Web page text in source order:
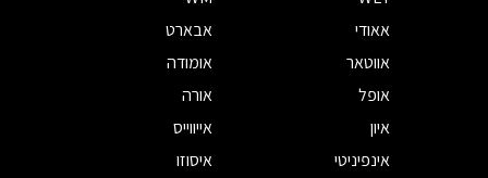
אאודי
אבארט
אווטאר
אומודה
אופל
אורה
איון
אייווייס
אינפיניטי
איסוזו